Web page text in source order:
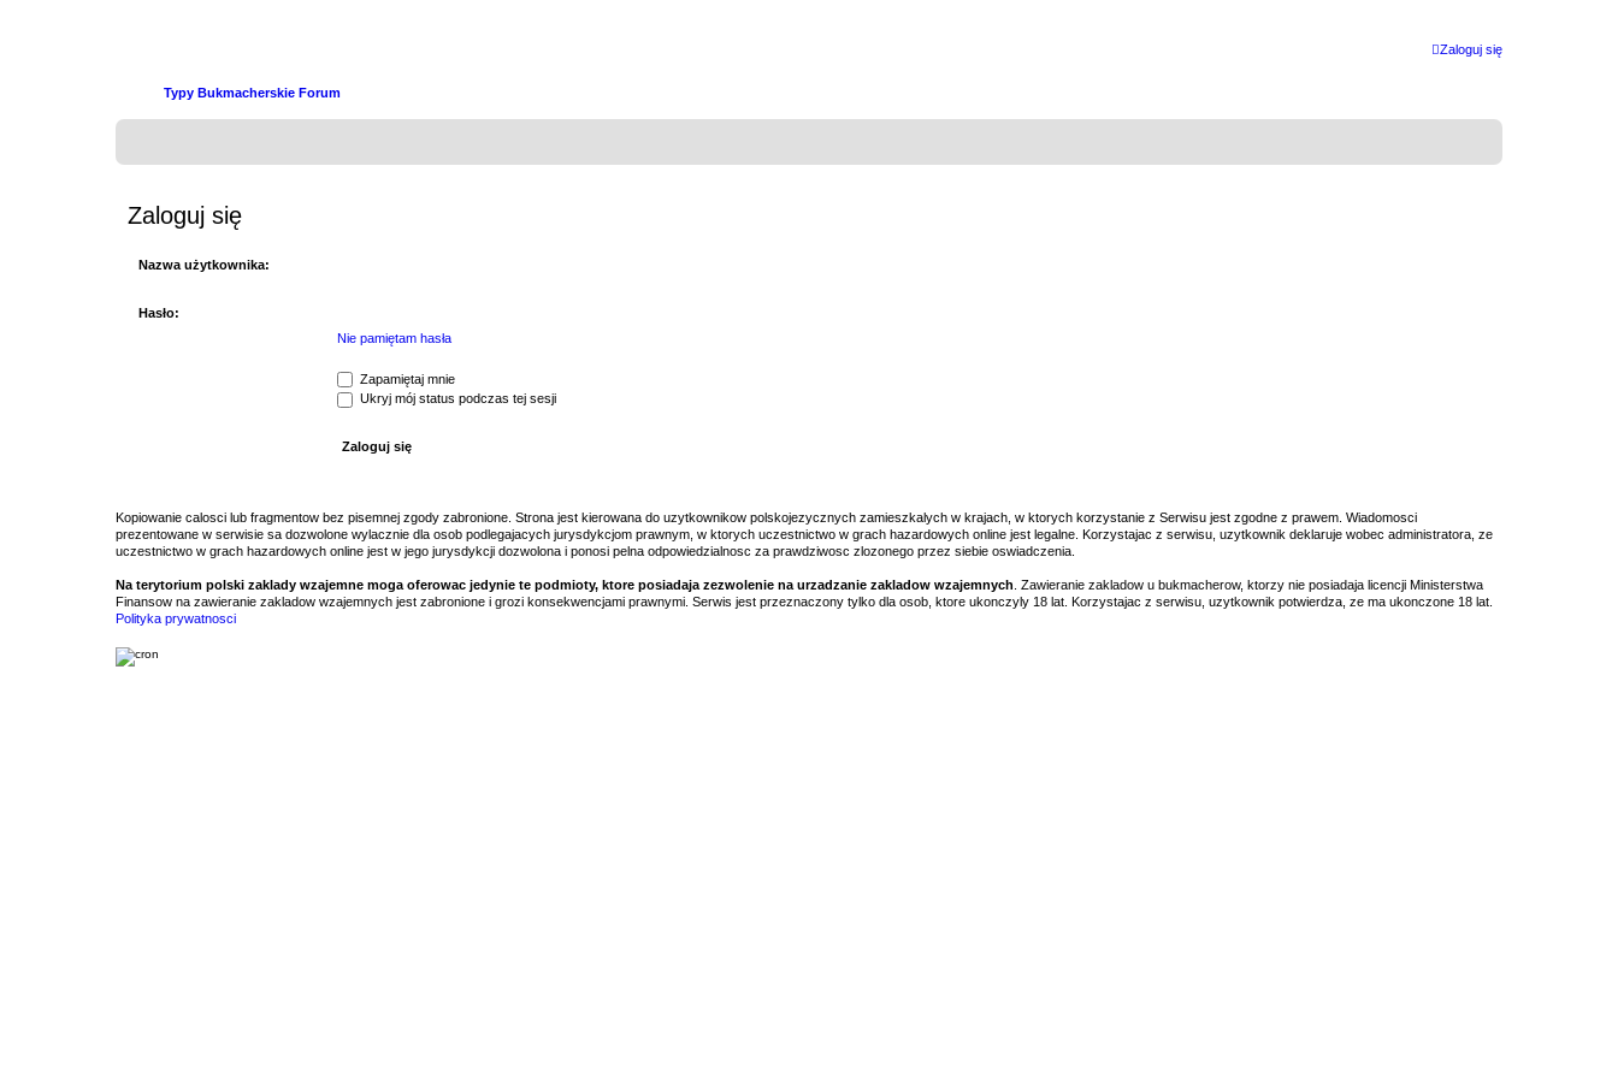
Zaloguj się
Typy Bukmacherskie Forum
Zaloguj się
Nazwa użytkownika:
Hasło:
Nie pamiętam hasła
Zapamiętaj mnie
Ukryj mój status podczas tej sesji
Kopiowanie calosci lub fragmentow bez pisemnej zgody zabronione. Strona jest kierowana do uzytkownikow polskojezycznych zamieszkalych w krajach, w ktorych korzystanie z Serwisu jest zgodne z prawem. Wiadomosci
prezentowane w serwisie sa dozwolone wylacznie dla osob podlegajacych jurysdykcjom prawnym, w ktorych uczestnictwo w grach hazardowych online jest legalne. Korzystajac z serwisu, uzytkownik deklaruje wobec administratora, ze
uczestnictwo w grach hazardowych online jest w jego jurysdykcji dozwolona i ponosi pelna odpowiedzialnosc za prawdziwosc zlozonego przez siebie oswiadczenia.
Na terytorium polski zaklady wzajemne moga oferowac jedynie te podmioty, ktore posiadaja zezwolenie na urzadzanie zakladow wzajemnych . Zawieranie zakladow u bukmacherow, ktorzy nie posiadaja licencji Ministerstwa
Finansow na zawieranie zakladow wzajemnych jest zabronione i grozi konsekwencjami prawnymi. Serwis jest przeznaczony tylko dla osob, ktore ukonczyly 18 lat. Korzystajac z serwisu, uzytkownik potwierdza, ze ma ukonczone 18 lat.
Polityka prywatnosci